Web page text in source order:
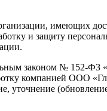
имеющих
и защиту
законом № 152-ФЗ
компанией ООО
уточнение